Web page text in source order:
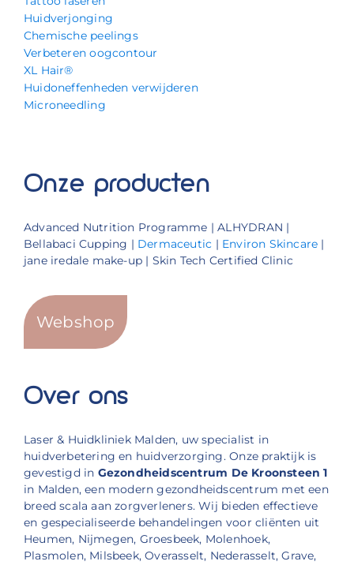
Huidverjonging
Chemische peelings
Verbeteren oogcontour
XL Hair®
Huidoneffenheden verwijderen
Microneedling
Onze producten
Advanced Nutrition Programme | ALHYDRAN |
Bellabaci Cupping | Dermaceutic | Environ Skincare |
jane iredale make-up | Skin Tech Certified Clinic
Webshop
Over ons
Laser & Huidkliniek Malden, uw specialist in
huidverbetering en huidverzorging. Onze praktijk is
gevestigd in Gezondheidscentrum De Kroonsteen 1
in Malden, een modern gezondheidscentrum met een
breed scala aan zorgverleners. Wij bieden effectieve
en gespecialiseerde behandelingen voor cliënten uit
Heumen, Nijmegen, Groesbeek, Molenhoek,
Plasmolen, Milsbeek, Overasselt, Nederasselt, Grave,